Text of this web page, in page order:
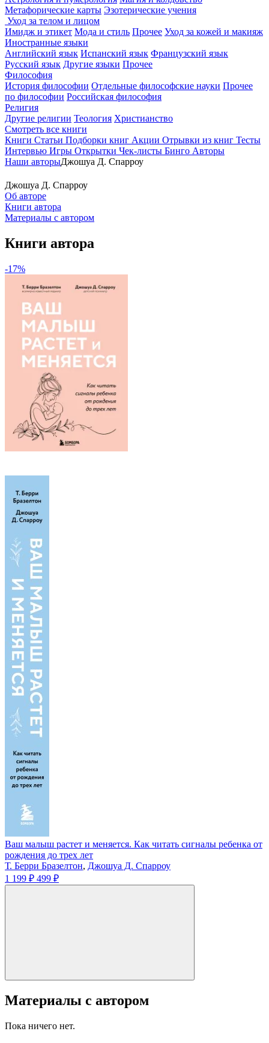
Метафорические карты Эзотерические учения
Уход за телом и лицом
Имидж и этикет Мода и стиль Прочее Уход за кожей и макияж
Иностранные языки
Английский язык Испанский язык Французский язык
Русский язык Другие языки Прочее
Философия
История философии Отдельные философские науки Прочее
по философии Российская философия
Религия
Другие религии Теология Христианство
Смотреть все книги
Книги Статьи Подборки книг Акции Отрывки из книг Тесты
Интервью Игры Открытки Чек-листы Бинго Авторы
Наши авторыДжошуа Д. Спарроу
Джошуа Д. Спарроу
Об авторе
Книги автора
Материалы с автором
Книги автора
-17%
Ваш малыш растет и меняется. Как читать сигналы ребенка от
рождения до трех лет
Т. Берри Бразелтон, Джошуа Д. Спарроу
1 199 ₽ 499 ₽
Материалы с автором
Пока ничего нет.